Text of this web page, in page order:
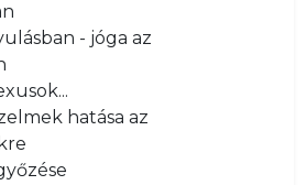
- jóga az
hatása az